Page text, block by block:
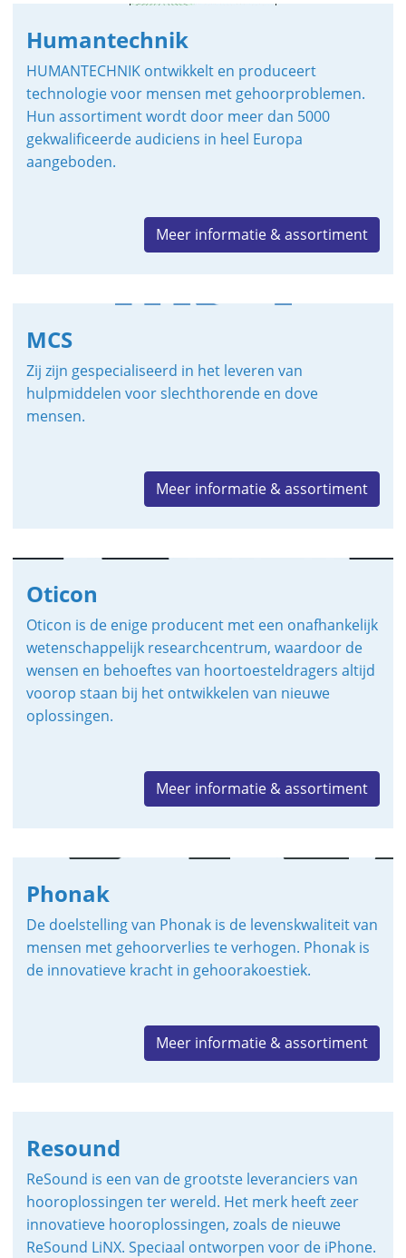
Humantechnik
HUMANTECHNIK ontwikkelt en produceert
technologie voor mensen met gehoorproblemen.
Hun assortiment wordt door meer dan 5000
gekwalificeerde audiciens in heel Europa
aangeboden.
Meer informatie & assortiment
MCS
Zij zijn gespecialiseerd in het leveren van
hulpmiddelen voor slechthorende en dove
mensen.
Meer informatie & assortiment
Oticon
Oticon is de enige producent met een onafhankelijk
wetenschappelijk researchcentrum, waardoor de
wensen en behoeftes van hoortoesteldragers altijd
voorop staan bij het ontwikkelen van nieuwe
oplossingen.
Meer informatie & assortiment
Phonak
De doelstelling van Phonak is de levenskwaliteit van
mensen met gehoorverlies te verhogen. Phonak is
de innovatieve kracht in gehoorakoestiek.
Meer informatie & assortiment
Resound
ReSound is een van de grootste leveranciers van
hooroplossingen ter wereld. Het merk heeft zeer
innovatieve hooroplossingen, zoals de nieuwe
ReSound LiNX. Speciaal ontworpen voor de iPhone.